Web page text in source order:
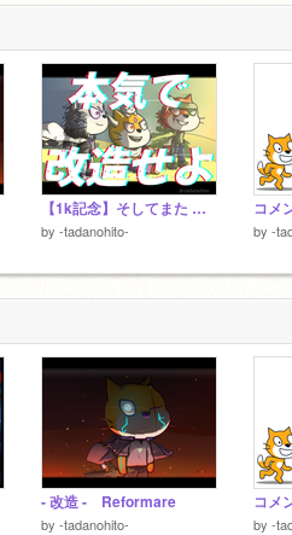
でもあります。
ォロー必須
【1k記念】そしてまた 朝日が昇る #猫改造
by -tadanohito-
コメ
by -
- 改造 - Reformare
by -tadanohito-
コメ
by -